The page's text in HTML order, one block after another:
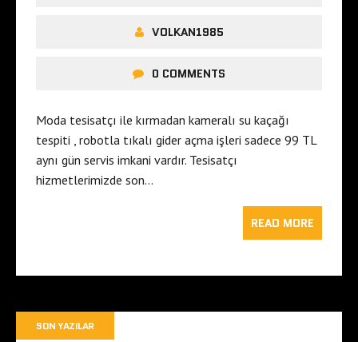
VOLKAN1985
0 COMMENTS
Moda tesisatçı ile kırmadan kameralı su kaçağı
tespiti , robotla tıkalı gider açma işleri sadece 99 TL
aynı gün servis imkani vardır. Tesisatçı
hizmetlerimizde son…
READ MORE
SON YAZILAR